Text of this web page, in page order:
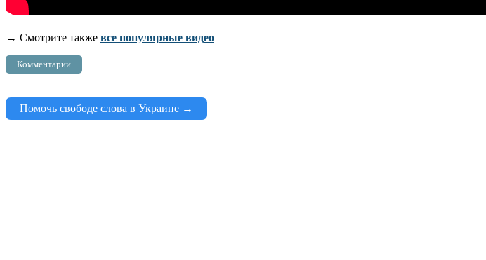
→ Смотрите также все популярные видео
Комментарии
Помочь свободе слова в Украине →